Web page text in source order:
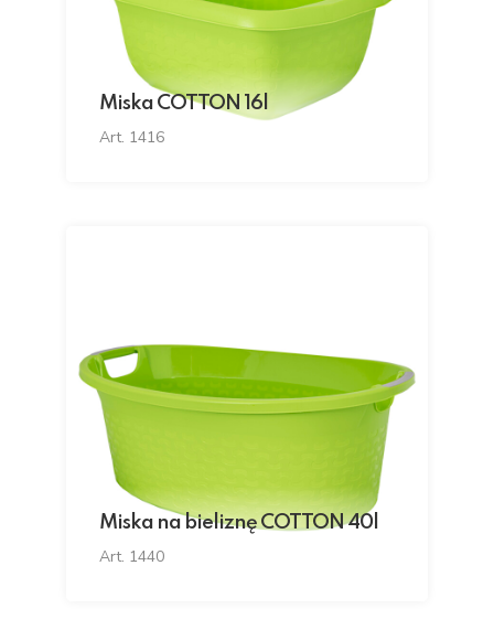
Miska COTTON 16l
Art. 1416
Miska na bieliznę COTTON 40l
Art. 1440